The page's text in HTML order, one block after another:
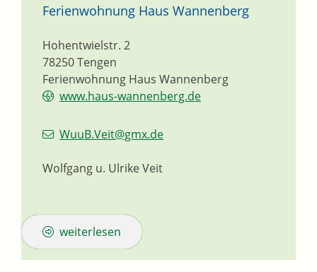
Ferienwohnung Haus Wannenberg
Ferienwohnung Haus Wannenberg
Hohentwielstr. 2
78250Tengen
www.haus-wannenberg.de
WuuB.Veit@gmx.de
Wolfgang u. Ulrike Veit
weiterlesen